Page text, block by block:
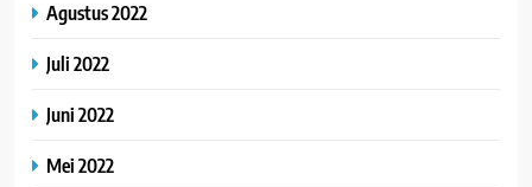
Agustus 2022
Juli 2022
Juni 2022
Mei 2022